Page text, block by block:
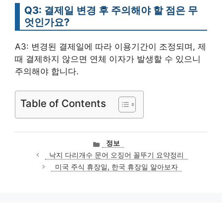
Q3: 결제일 변경 후 주의해야 할 점은 무
엇인가요?
A3: 변경된 결제일에 따라 이용기간이 조정되며, 제
때 결제하지 않으면 연체 이자가 발생할 수 있으니
주의해야 합니다.
Table of Contents
카
테
고
리
정보
낙지 다리개수 문어 오징어 꼴뚜기 요약정리
미국 주식 휴장일, 한국 휴장일 알아보자